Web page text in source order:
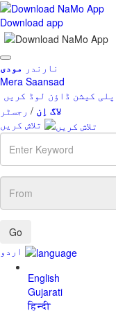
Download app
Toggle
navigation
نارندر مودی
Mera Saansad
کیشن ڈاؤن لوڈ کریں
لاگ اِن / رجسٹر
Enter
Keyword
From
English
Gujarati
हिन्दी